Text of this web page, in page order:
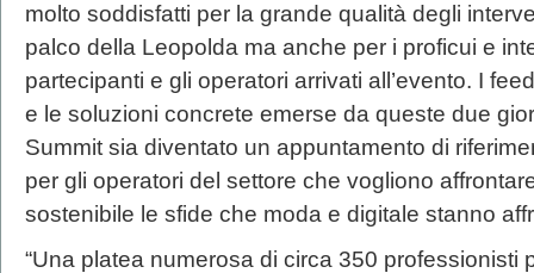
molto soddisfatti per la grande qualità degli
palco della Leopolda ma anche per i proficui e
partecipanti e gli operatori arrivati all’evento. I
e le soluzioni concrete emerse da queste due
Summit sia diventato un appuntamento di
per gli operatori del settore che vogliono
sostenibile le sfide che moda e digitale stanno
“Una platea numerosa di circa 350 professionisti